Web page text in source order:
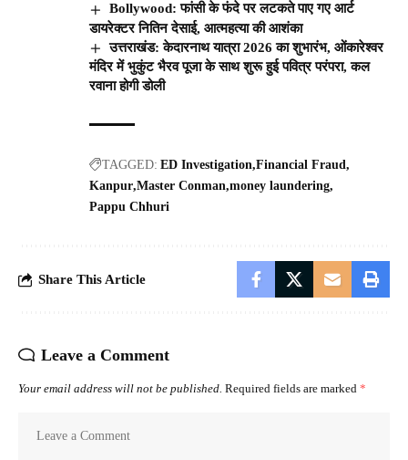
Bollywood: फांसी के फंदे पर लटकते पाए गए आर्ट
डायरेक्टर नितिन देसाई, आत्महत्या की आशंका
उत्तराखंड: केदारनाथ यात्रा 2026 का शुभारंभ, ओंकारेश्वर
मंदिर में भुकुंट भैरव पूजा के साथ शुरू हुई पवित्र परंपरा, कल
रवाना होगी डोली
TAGGED: ED Investigation Financial Fraud
Kanpur Master Conman money laundering
Pappu Chhuri
Share This Article
Leave a Comment
Your email address will not be published. Required fields are marked *